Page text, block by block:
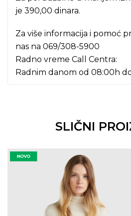
je 390,00 dinara.
Za više informacija i pomoć
nas na 069/308-5900
Radno vreme Call Centra:
Radnim danom od 08:00h
SLIČNI